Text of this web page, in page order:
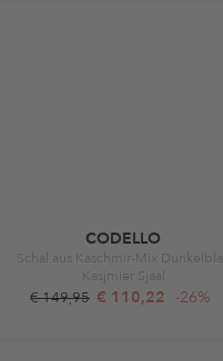
CODELLO
Schal aus Kaschmir-Mix Dunkelblau
Kasjmier Sjaal
€ 149,95 € 110,22 -26%